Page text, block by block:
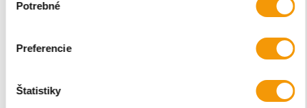
súhlasu
Potrebné
Preferencie
Štatistiky